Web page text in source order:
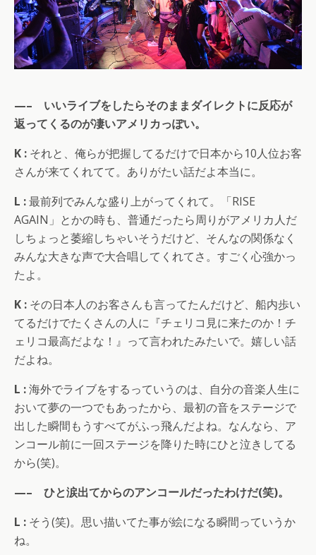
—– いいライブをしたらそのままダイレクトに反応が
返ってくるのが凄いアメリカっぽい。
K : それと、俺らが把握してるだけで日本から10人位お客
さんが来てくれてて。ありがたい話だよ本当に。
L :最前列でみんな盛り上がってくれて。「RISE
AGAIN」とかの時も、普通だったら周りがアメリカ人だ
しちょっと萎縮しちゃいそうだけど、そんなの関係なく
みんな大きな声で大合唱してくれてさ。すごく心強かっ
たよ。
K : その日本人のお客さんも言ってたんだけど、船内歩い
てるだけでたくさんの人に『チェリコ見に来たのか！チ
ェリコ最高だよな！』って言われたみたいで。嬉しい話
だよね。
L :海外でライブをするっていうのは、自分の音楽人生に
おいて夢の一つでもあったから、最初の音をステージで
出した瞬間もうすべてがふっ飛んだよね。なんなら、ア
ンコール前に一回ステージを降りた時にひと泣きしてる
から(笑)。
—– ひと涙出てからのアンコールだったわけだ(笑)。
L : そう(笑)。思い描いてた事が絵になる瞬間っていうか
ね。